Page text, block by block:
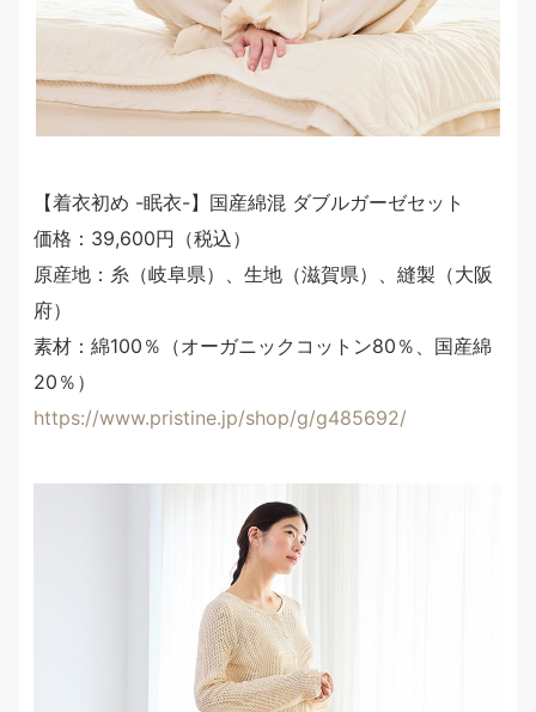
【着衣初め -眠衣-】国産綿混 ダブルガーゼセット
価格：39,600円（税込）
原産地：糸（岐阜県）、生地（滋賀県）、縫製（大阪
府）
素材：綿100％（オーガニックコットン80％、国産綿
20％）
https://www.pristine.jp/shop/g/g485692/